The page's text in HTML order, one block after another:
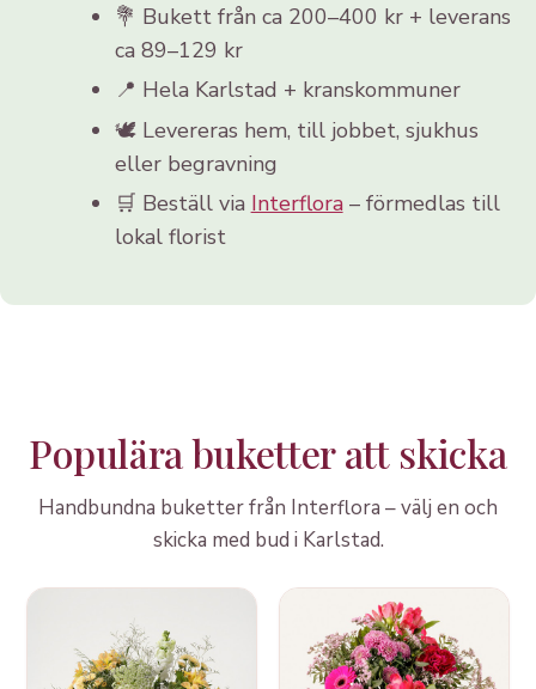
💐 Bukett från ca 200–400 kr + leverans
ca 89–129 kr
📍 Hela Karlstad + kranskommuner
🕊️ Levereras hem, till jobbet, sjukhus
eller begravning
🛒 Beställ via Interflora– förmedlas till
lokal florist
Populära buketter att skicka
Handbundna buketter från Interflora – välj en och
skicka med bud i Karlstad.